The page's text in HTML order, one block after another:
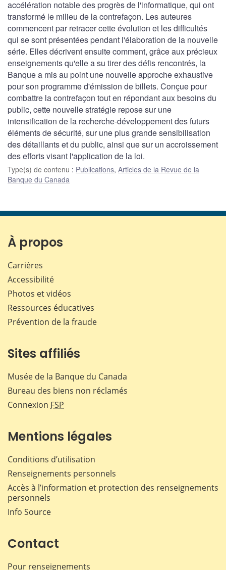
accélération notable des progrès de l'informatique, qui ont
transformé le milieu de la contrefaçon. Les auteures
commencent par retracer cette évolution et les difficultés
qui se sont présentées pendant l'élaboration de la nouvelle
série. Elles décrivent ensuite comment, grâce aux précieux
enseignements qu'elle a su tirer des défis rencontrés, la
Banque a mis au point une nouvelle approche exhaustive
pour son programme d'émission de billets. Conçue pour
combattre la contrefaçon tout en répondant aux besoins du
public, cette nouvelle stratégie repose sur une
intensification de la recherche-développement des futurs
éléments de sécurité, sur une plus grande sensibilisation
des détaillants et du public, ainsi que sur un accroissement
des efforts visant l'application de la loi.
Type(s) de contenu : Publications, Articles de la Revue de la
Banque du Canada
À propos
Carrières
Accessibilité
Photos et vidéos
Ressources éducatives
Prévention de la fraude
Sites affiliés
Musée de la Banque du Canada
Bureau des biens non réclamés
Connexion FSP
Mentions légales
Conditions d’utilisation
Renseignements personnels
Accès à l’information et protection des renseignements
personnels
Info Source
Contact
Pour renseignements